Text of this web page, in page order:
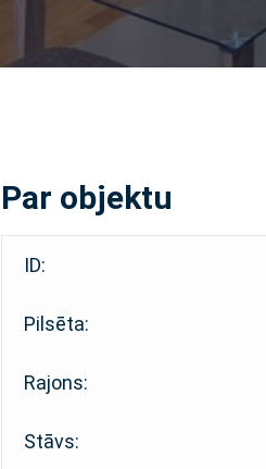
Par objektu
ID:
Pilsēta:
Rajons:
Stāvs: